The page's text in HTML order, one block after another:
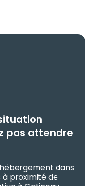
pas attendre
dans
à proximité de